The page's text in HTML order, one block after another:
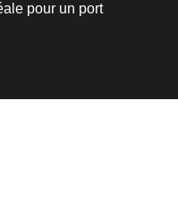
pour un port